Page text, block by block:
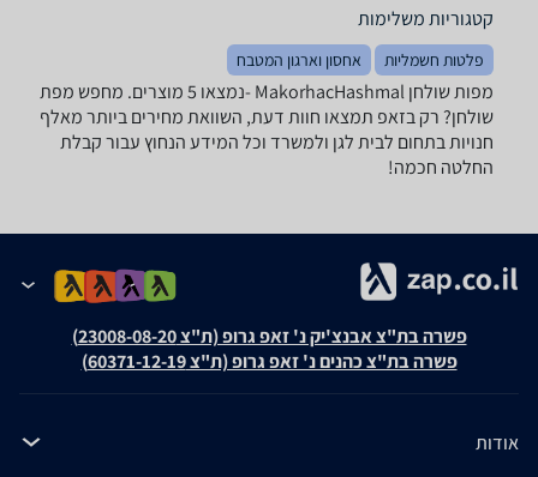
קטגוריות משלימות
פלטות חשמליות אחסון וארגון המטבח
מפות שולחן ‏MakorhacHashmal -נמצאו 5 מוצרים. מחפש מפת
שולחן? רק בזאפ תמצאו חוות דעת, השוואת מחירים ביותר מאלף
חנויות בתחום לבית לגן ולמשרד וכל המידע הנחוץ עבור קבלת
החלטה חכמה!
פשרה בת"צ אבנצ'יק נ' זאפ גרופ (ת"צ 23008-08-20)
פשרה בת"צ כהנים נ' זאפ גרופ (ת"צ 60371-12-19)
אודות